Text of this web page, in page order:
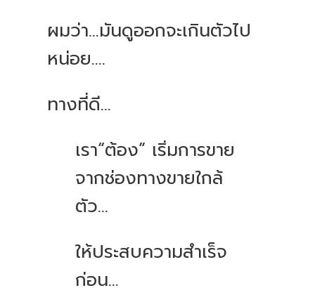
ผมว่า...มันดูออกจะเกินตัวไป
หน่อย....
ทางที่ดี...
เรา“ต้อง” เริ่มการขาย
จากช่องทางขายใกล้
ตัว...
ให้ประสบความสำเร็จ
ก่อน...